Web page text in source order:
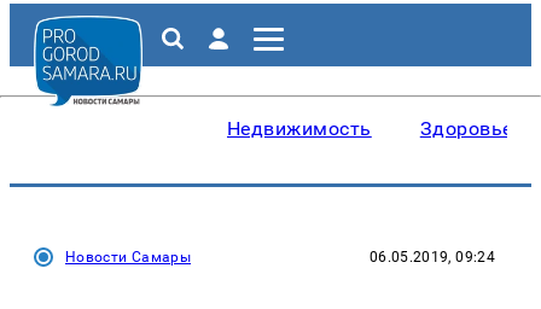
Недвижимость Здоровье
Новости Самары 06.05.2019, 09:24